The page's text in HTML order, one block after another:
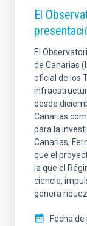
El
El
de Canarias
oficial de los
desde
Canarias
para la
Canarias,
que el
la que el
ciencia,
genera
Fecha